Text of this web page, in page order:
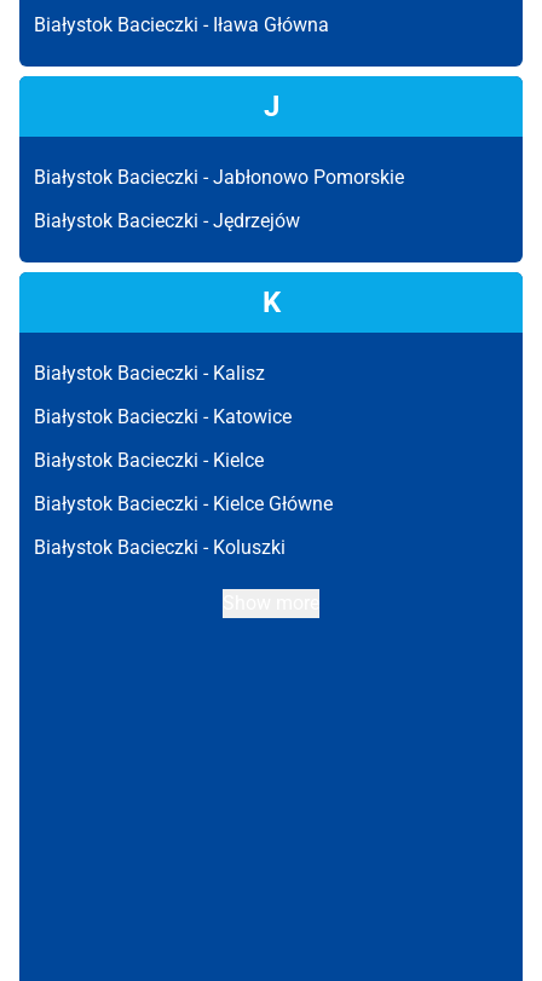
Białystok Bacieczki - Iława Główna
J
Białystok Bacieczki -Jabłonowo Pomorskie
Białystok Bacieczki -Jędrzejów
K
Białystok Bacieczki - Kalisz
Białystok Bacieczki - Katowice
Białystok Bacieczki - Kielce
Białystok Bacieczki - Kielce Główne
Białystok Bacieczki - Koluszki